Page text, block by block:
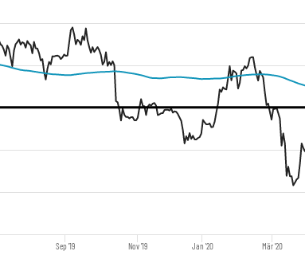
Sep '19 Nov '19 Jan '20 Mär '20